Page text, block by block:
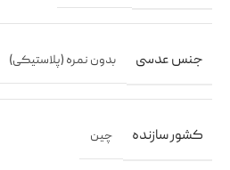
جنس عدسی بدون نمره (پلاستیکی)
کشور سازنده چین